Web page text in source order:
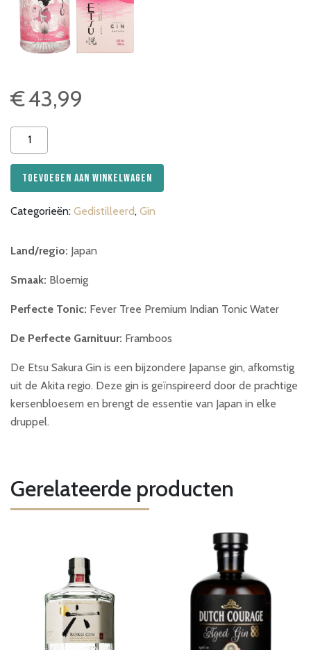
€43,99
Etsu
Gin
Sakura
aantal
Toevoegen aan winkelwagen
Categorieën: Gedistilleerd, Gin
Land/regio: Japan
Smaak: Bloemig
Perfecte Tonic: Fever Tree Premium Indian Tonic Water
De Perfecte Garnituur: Framboos
De Etsu Sakura Gin is een bijzondere Japanse gin, afkomstig
uit de Akita regio. Deze gin is geïnspireerd door de prachtige
kersenbloesem en brengt de essentie van Japan in elke
druppel.
Gerelateerde producten